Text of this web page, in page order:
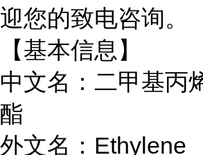
迎您的致电咨询。
【基本信息】
中文名：二甲基丙
酯
外文名：Ethylene